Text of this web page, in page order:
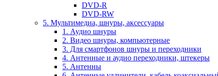
DVD-R
DVD-RW
5. Мультимедиа, шнуры, аксессуары
1. Аудио шнуры
2. Видео шнуры, компьютерные
3. Для смартфонов шнуры и переходники
4. Антенные и аудио переходники, штекеры
5. Антенны